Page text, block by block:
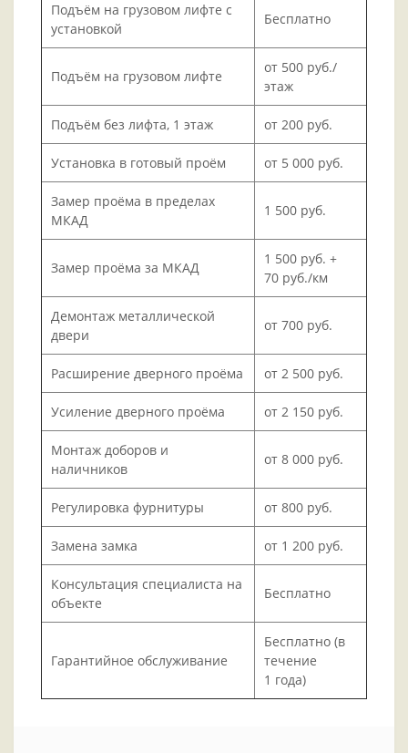
Подъём на грузовом лифте с
установкой
Бесплатно
Подъём на грузовом лифте
от 500 руб./
этаж
Подъём без лифта, 1 этаж от 200 руб.
Установка в готовый проём от 5 000 руб.
Замер проёма в пределах
МКАД
1 500 руб.
Замер проёма за МКАД
1 500 руб. +
70 руб./км
Демонтаж металлической
двери
от 700 руб.
Расширение дверного проёма от 2 500 руб.
Усиление дверного проёма от 2 150 руб.
Монтаж доборов и
наличников
от 8 000 руб.
Регулировка фурнитуры от 800 руб.
Замена замка от 1 200 руб.
Консультация специалиста на
объекте
Бесплатно
Гарантийное обслуживание
Бесплатно (в
течение
1 года)